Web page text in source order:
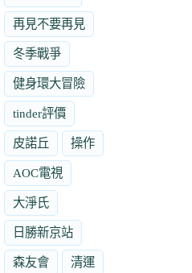
再見不要再見
冬季戰爭
健身環大冒險
tinder評價
皮諾丘 操作
AOC電視
大淨氏
日勝新京站
森友會 清運